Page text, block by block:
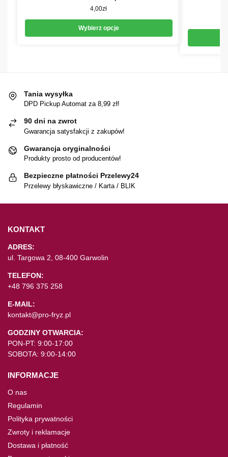
4,00zł
Wybierz opcje
Tania wysyłka
DPD Pickup Automat za 8,99 zł!
90 dni na zwrot
Gwarancja satysfakcji z zakupów!
Gwarancja oryginalności
Produkty prosto od producentów!
Bezpieczne płatności Przelewy24
Przelewy błyskawiczne / Karta / BLIK
KONTAKT
ADRES:
ul. Targowa 2, 08-400 Garwolin
TELEFON:
+48 796 375 258
E-MAIL:
kontakt@pro-fryz.pl
GODZINY OTWARCIA:
PON-PT: 9:00-17:00
SOBOTA: 9:00-14:00
INFORMACJE
O nas
Regulamin
Polityka prywatności
Zwroty i reklamacje
Dostawa i płatność